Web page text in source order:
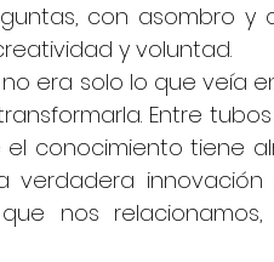
con asombro y
y voluntad.
era solo lo que veía
Entre
el conocimiento tiene
verdadera
nos